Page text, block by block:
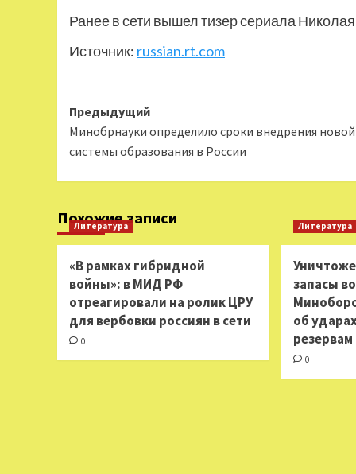
Ранее в сети вышел тизер сериала
Источник: russian.rt.com
Навигация
записи
Предыдущий
Минобрнауки определило сроки внедрения новой
системы образования в России
Похожие записи
Литература
«В рамках гибридной
войны»: в МИД РФ
отреагировали на ролик ЦРУ
для вербовки россиян в сети
0
Литература
запасы
об
0